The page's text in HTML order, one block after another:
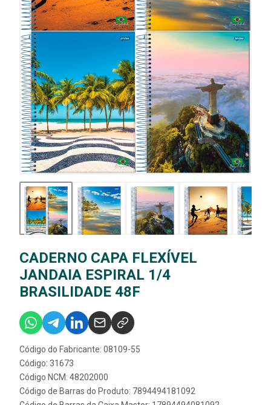
CADERNO CAPA FLEXÍVEL
JANDAIA ESPIRAL 1/4
BRASILIDADE 48F
Código do Fabricante: 08109-55
Código: 31673
Código NCM: 48202000
Código de Barras do Produto: 7894494181092